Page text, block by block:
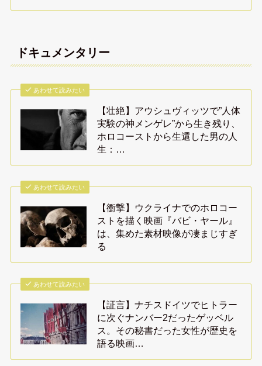
ドキュメンタリー
あわせて読みたい
【壮絶】アウシュヴィッツで”人体
実験の神メンゲレ”から生き残り、
ホロコーストから生還した男の人
生：…
あわせて読みたい
【衝撃】ウクライナでのホロコー
ストを描く映画『バビ・ヤール』
は、集めた素材映像が凄まじすぎ
る
あわせて読みたい
【証言】ナチスドイツでヒトラー
に次ぐナンバー2だったゲッベル
ス。その秘書だった女性が歴史を
語る映画…